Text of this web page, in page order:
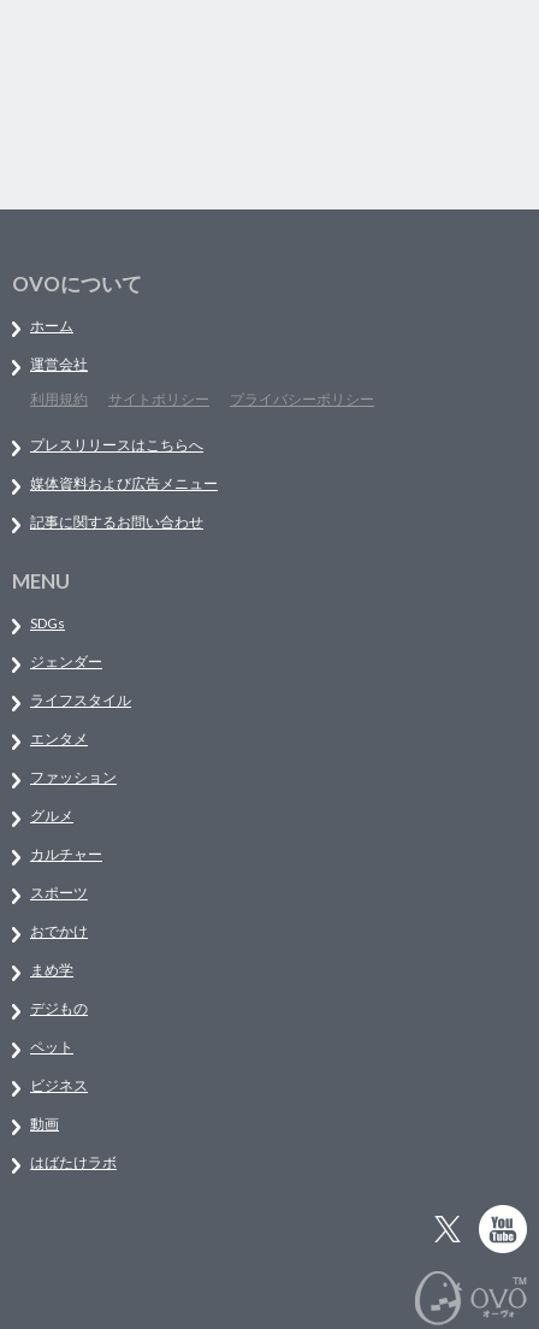
OVOについて
ホーム
運営会社
利用規約
サイトポリシー プライバシーポリシー
プレスリリースはこちらへ
媒体資料および広告メニュー
記事に関するお問い合わせ
MENU
SDGs
ジェンダー
ライフスタイル
エンタメ
ファッション
グルメ
カルチャー
スポーツ
おでかけ
まめ学
デジもの
ペット
ビジネス
動画
はばたけラボ